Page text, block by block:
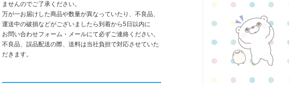
ませんのでご了承ください。
万が一お届けした商品や数量が異なっていたり、不良品、
運送中の破損などがございましたら到着から5日以内に
お問い合わせフォーム・メールにて必ずご連絡ください。
不良品、誤品配送の際、送料は当社負担で対応させていた
だきます。